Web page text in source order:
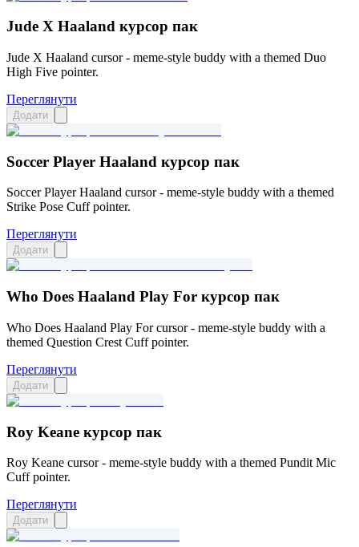
Jude X Haaland курсор пак
Jude X Haaland cursor - meme-style buddy with a themed Duo
High Five pointer.
Переглянути
Додати
Soccer Player Haaland курсор пак
Soccer Player Haaland cursor - meme-style buddy with a themed
Strike Pose Cuff pointer.
Переглянути
Додати
Who Does Haaland Play For курсор пак
Who Does Haaland Play For cursor - meme-style buddy with a
themed Question Crest Cuff pointer.
Переглянути
Додати
Roy Keane курсор пак
Roy Keane cursor - meme-style buddy with a themed Pundit Mic
Cuff pointer.
Переглянути
Додати